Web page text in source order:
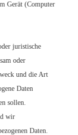
Gerät (Computer
juristische
oder
und die Art
Daten
sollen.
wir
Daten.